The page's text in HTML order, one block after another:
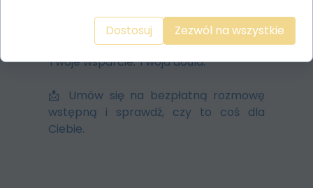
będzie obok – z uważnością i
spokojem.Nie jako obserwator, ale jako
Twoje wsparcie. Twoja doula.
📩 Umów się na bezpłatną rozmowę
wstępną i sprawdź, czy to coś dla
Ciebie.
Dostosuj Zezwól na wszystkie